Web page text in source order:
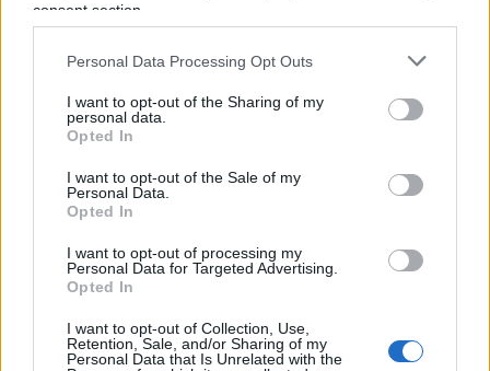
consent section.
Personal Data Processing Opt Outs
I want to opt-out of the Sharing of my
personal data.
Opted In
I want to opt-out of the Sale of my
Personal Data.
Opted In
I want to opt-out of processing my
Personal Data for Targeted Advertising.
Opted In
I want to opt-out of Collection, Use,
Retention, Sale, and/or Sharing of my
Personal Data that Is Unrelated with the
Un liberale dovrebbe sempre diffidare della
tentazione di
quando il bersaglio è un avversario politico. Le
garanzie non esistono per proteggere gli
potere dello Stato possa essere esercitato senza